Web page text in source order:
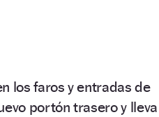
los faros y entradas de
portón trasero y lleva